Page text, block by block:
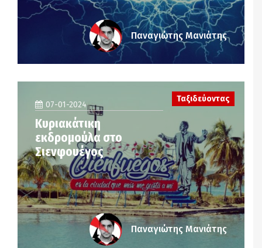
Παναγιώτης Μανιάτης
07-01-2024
Κυριακάτικη
εκδρομούλα στο
Σιενφουέγος
Ταξιδεύοντας
Παναγιώτης Μανιάτης